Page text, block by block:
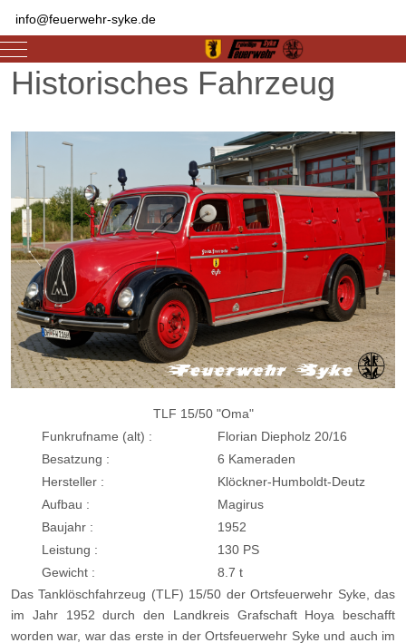
info@feuerwehr-syke.de
Mobile Menu Toggle
Historisches Fahrzeug
TLF 15/50 "Oma"
Funkrufname (alt) :
Florian Diepholz 20/16
Besatzung :
6 Kameraden
Hersteller :
Klöckner-Humboldt-Deutz
Aufbau :
Magirus
Baujahr :
1952
Leistung :
130 PS
Gewicht :
8.7 t
Das Tanklöschfahrzeug (TLF) 15/50 der Ortsfeuerwehr Syke, das
im Jahr 1952 durch den Landkreis Grafschaft Hoya beschafft
worden war, war das erste in der Ortsfeuerwehr Syke und auch im